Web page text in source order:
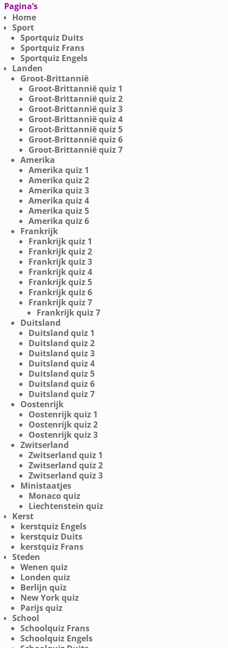
Pagina’s
Home
Sport
Sportquiz Duits
Sportquiz Frans
Sportquiz Engels
Landen
Groot-Brittannië
Groot-Brittannië quiz 1
Groot-Brittannië quiz 2
Groot-Brittannië quiz 3
Groot-Brittannië quiz 4
Groot-Brittannië quiz 5
Groot-Brittannië quiz 6
Groot-Brittannië quiz 7
Amerika
Amerika quiz 1
Amerika quiz 2
Amerika quiz 3
Amerika quiz 4
Amerika quiz 5
Amerika quiz 6
Frankrijk
Frankrijk quiz 1
Frankrijk quiz 2
Frankrijk quiz 3
Frankrijk quiz 4
Frankrijk quiz 5
Frankrijk quiz 6
Frankrijk quiz 7
Frankrijk quiz 7
Duitsland
Duitsland quiz 1
Duitsland quiz 2
Duitsland quiz 3
Duitsland quiz 4
Duitsland quiz 5
Duitsland quiz 6
Duitsland quiz 7
Oostenrijk
Oostenrijk quiz 1
Oostenrijk quiz 2
Oostenrijk quiz 3
Zwitserland
Zwitserland quiz 1
Zwitserland quiz 2
Zwitserland quiz 3
Ministaatjes
Monaco quiz
Liechtenstein quiz
Kerst
kerstquiz Engels
kerstquiz Duits
kerstquiz Frans
Steden
Wenen quiz
Londen quiz
Berlijn quiz
New York quiz
Parijs quiz
School
Schoolquiz Frans
Schoolquiz Engels